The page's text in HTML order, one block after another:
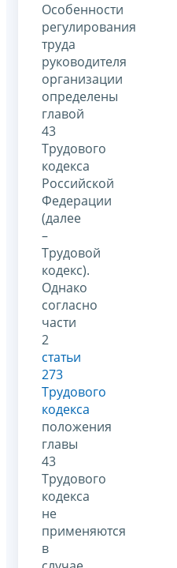
Особенности
регулирования
труда
руководителя
организации
определены
главой
43
Трудового
кодекса
Российской
Федерации
(далее
–
Трудовой
кодекс).
Однако
согласно
части
2
статьи
273
Трудового
кодекса
положения
главы
43
Трудового
кодекса
не
применяются
в